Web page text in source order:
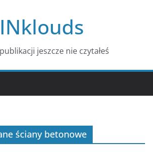
INklouds
jeszcze nie czytałeś
ściany betonowe